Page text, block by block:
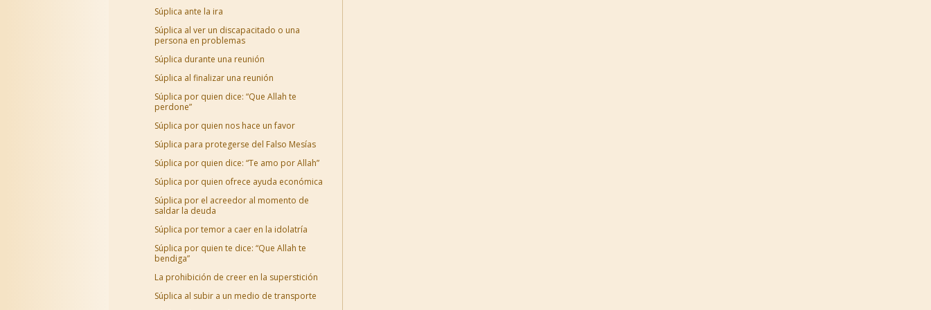
Súplica ante la ira
Súplica al ver un discapacitado o una
persona en problemas
Súplica durante una reunión
Súplica al finalizar una reunión
Súplica por quien dice: “Que Allah te
perdone”
Súplica por quien nos hace un favor
Súplica para protegerse del Falso Mesías
Súplica por quien dice: “Te amo por Allah”
Súplica por quien ofrece ayuda económica
Súplica por el acreedor al momento de
saldar la deuda
Súplica por temor a caer en la idolatría
Súplica por quien te dice: “Que Allah te
bendiga”
La prohibición de creer en la superstición
Súplica al subir a un medio de transporte